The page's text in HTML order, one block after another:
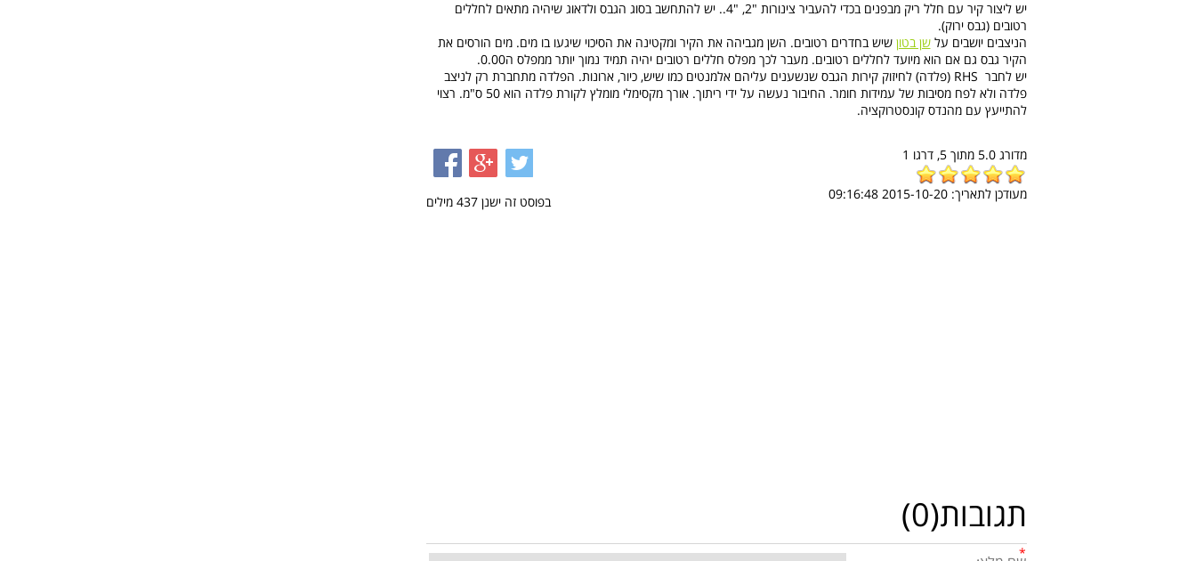
יש ליצור קיר עם חלל ריק מבפנים בכדי להעביר צינורות "2, "4.. יש להתחשב בסוג הגבס ולדאוג שיהיה מתאים לחללים
רטובים (גבס ירוק).
הניצבים יושבים עלשן בטון שיש בחדרים רטובים. השן מגביהה את הקיר ומקטינה את הסיכוי שיגעו בו מים. מים הורסים את
הקיר גבס גם אם הוא מיועד לחללים רטובים. מעבר לכך מפלס חללים רטובים יהיה תמיד נמוך יותר ממפלס ה0.00.
יש לחבר RHS (פלדה) לחיזוק קירות הגבס שנשענים עליהם אלמנטים כמו שיש, כיור, ארונות. הפלדה מתחברת רק לניצב
פלדה ולא לפח מסיבות של עמידות חומר. החיבור נעשה על ידי ריתוך. אורך מקסימלי מומלץ לקורת פלדה הוא 50 ס"מ. רצוי
להתייעץ עם מהנדס קונסטרוקציה.
מדורג5.0 מתוך5, דרגו 1
מעודכן לתאריך:2015-10-20 09:16:48
בפוסט זה ישנן 437מילים
תגובות(0)